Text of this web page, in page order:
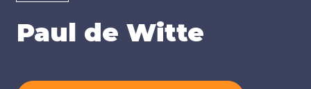
Paul de Witte